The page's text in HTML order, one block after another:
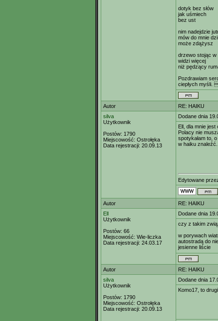
dotyk bez słów
jak uśmiech
bez ust
nim nadejdzie
mów do mnie
może zdążysz
drzewo stojąc w
widzi więcej
niż pędzący
Pozdrawiam
ciepłych myśli.
Autor
RE: HAIKU
silva
Użytkownik
Postów: 1790
Miejscowość: Ostrołęka
Data rejestracji: 20.09.13
Dodane dnia
Ell, dla mnie
Polacy nie
spotykałam to,
w haiku
Edytowane
Autor
RE: HAIKU
Ell
Użytkownik
Postów: 66
Miejscowość: Wie-liczka
Data rejestracji: 24.03.17
Dodane dnia
czy z takim
w porywach
autostradą do
jesienne liście
Autor
RE: HAIKU
silva
Użytkownik
Postów: 1790
Miejscowość: Ostrołęka
Data rejestracji: 20.09.13
Dodane dnia
Komo17, to